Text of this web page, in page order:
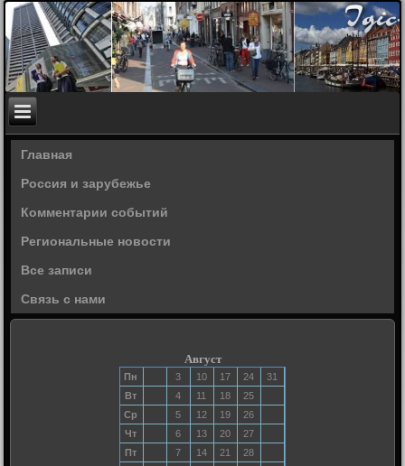
Главная
Россия и зарубежье
Комментарии событий
Региональные новости
Все записи
Связь с нами
Август
Пн 3 10 17 24
31
Вт
4 11 18
25
Ср
5 12 19
26
Чт
6 13 20
27
Пт
7 14 21
28